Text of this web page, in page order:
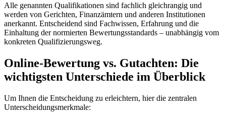
Alle genannten Qualifikationen sind fachlich gleichrangig und
werden von Gerichten, Finanzämtern und anderen Institutionen
anerkannt. Entscheidend sind Fachwissen, Erfahrung und die
Einhaltung der normierten Bewertungsstandards – unabhängig vom
konkreten Qualifizierungsweg.
Online-Bewertung vs. Gutachten: Die
wichtigsten Unterschiede im Überblick
Um Ihnen die Entscheidung zu erleichtern, hier die zentralen
Unterscheidungsmerkmale: